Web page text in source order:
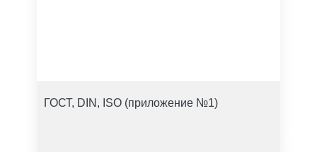
ГОСТ, DIN, ISO (приложение №1)